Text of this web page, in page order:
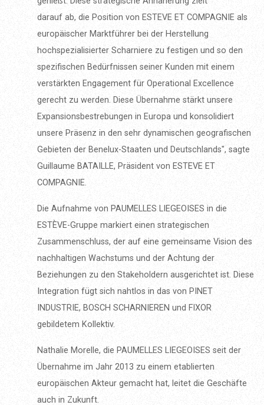
darauf ab, die Position von ESTEVE ET COMPAGNIE als
europäischer Marktführer bei der Herstellung
hochspezialisierter Scharniere zu festigen und so den
spezifischen Bedürfnissen seiner Kunden mit einem
verstärkten Engagement für Operational Excellence
gerecht zu werden. Diese Übernahme stärkt unsere
Expansionsbestrebungen in Europa und konsolidiert
unsere Präsenz in den sehr dynamischen geografischen
Gebieten der Benelux-Staaten und Deutschlands", sagte
Guillaume BATAILLE, Präsident von ESTEVE ET
COMPAGNIE.
Die Aufnahme von PAUMELLES LIEGEOISES in die
ESTÈVE-Gruppe markiert einen strategischen
Zusammenschluss, der auf eine gemeinsame Vision des
nachhaltigen Wachstums und der Achtung der
Beziehungen zu den Stakeholdern ausgerichtet ist. Diese
Integration fügt sich nahtlos in das von PINET
INDUSTRIE, BOSCH SCHARNIEREN und FIXOR
gebildetem Kollektiv.
Nathalie Morelle, die PAUMELLES LIEGEOISES seit der
Übernahme im Jahr 2013 zu einem etablierten
europäischen Akteur gemacht hat, leitet die Geschäfte
auch in Zukunft.